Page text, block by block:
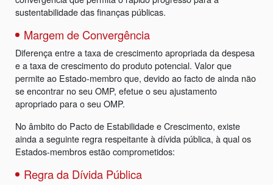
sustentabilidade das finanças públicas.
Margem de Convergência
Diferença entre a taxa de crescimento apropriada da despesa
e a taxa de crescimento do produto potencial. Valor que
permite ao Estado-membro que, devido ao facto de ainda não
se encontrar no seu OMP, efetue o seu ajustamento
apropriado para o seu OMP.
No âmbito do Pacto de Estabilidade e Crescimento, existe
ainda a seguinte regra respeitante à dívida pública, à qual os
Estados-membros estão comprometidos:
Regra da Dívida Pública